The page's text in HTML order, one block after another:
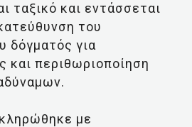
ταξικό και εντάσσεται
του
δόγματός για
και περιθωριοποίηση
με